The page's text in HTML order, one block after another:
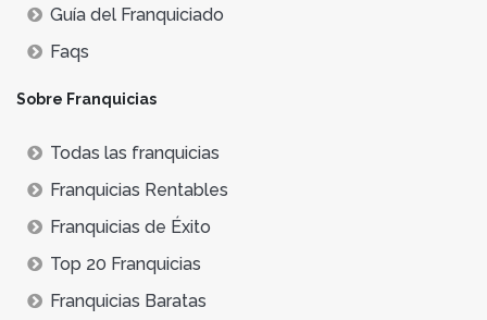
Guía del Franquiciado
Faqs
Sobre Franquicias
Todas las franquicias
Franquicias Rentables
Franquicias de Éxito
Top 20 Franquicias
Franquicias Baratas